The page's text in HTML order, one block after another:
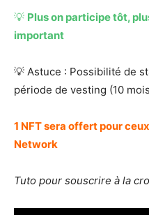
💡 Plus on participe tôt,
important
💡 Astuce : Possibilité de
période de vesting (10
1 NFT sera offert pour
Network
Tuto pour souscrire à la